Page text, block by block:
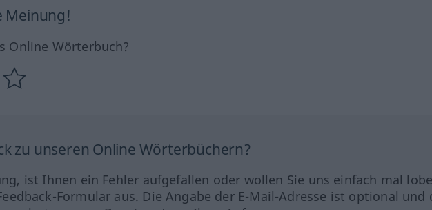
Meinung!
Online Wörterbuch?
zu unseren Online Wörterbüchern?
ist Ihnen ein Fehler aufgefallen oder wollen Sie uns einfach mal
Formular aus. Die Angabe der E-Mail-Adresse ist optional und